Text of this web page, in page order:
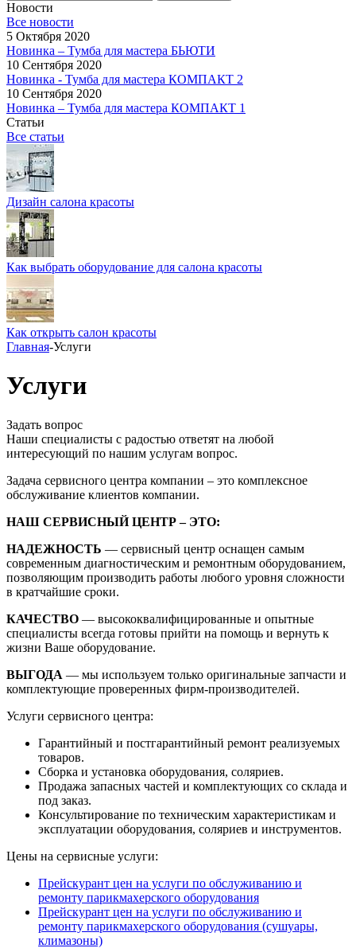
Новости
Все новости
5 Октября 2020
Новинка – Тумба для мастера БЬЮТИ
10 Сентября 2020
Новинка - Тумба для мастера КОМПАКТ 2
10 Сентября 2020
Новинка – Тумба для мастера КОМПАКТ 1
Статьи
Все статьи
Дизайн салона красоты
Как выбрать оборудование для салона красоты
Как открыть салон красоты
Главная-Услуги
Услуги
Задать вопрос
Наши специалисты с радостью ответят на любой
интересующий по нашим услугам вопрос.
Задача сервисного центра компании – это комплексное
обслуживание клиентов компании.
НАШ СЕРВИСНЫЙ ЦЕНТР – ЭТО:
НАДЕЖНОСТЬ — сервисный центр оснащен самым
современным диагностическим и ремонтным оборудованием,
позволяющим производить работы любого уровня сложности
в кратчайшие сроки.
КАЧЕСТВО — высококвалифицированные и опытные
специалисты всегда готовы прийти на помощь и вернуть к
жизни Ваше оборудование.
ВЫГОДА — мы используем только оригинальные запчасти и
комплектующие проверенных фирм-производителей.
Услуги сервисного центра:
Гарантийный и постгарантийный ремонт реализуемых
товаров.
Сборка и установка оборудования, соляриев.
Продажа запасных частей и комплектующих со склада и
под заказ.
Консультирование по техническим характеристикам и
эксплуатации оборудования, соляриев и инструментов.
Цены на сервисные услуги:
Прейскурант цен на услуги по обслуживанию и
ремонту парикмахерского оборудования
Прейскурант цен на услуги по обслуживанию и
ремонту парикмахерского оборудования (сушуары,
климазоны)